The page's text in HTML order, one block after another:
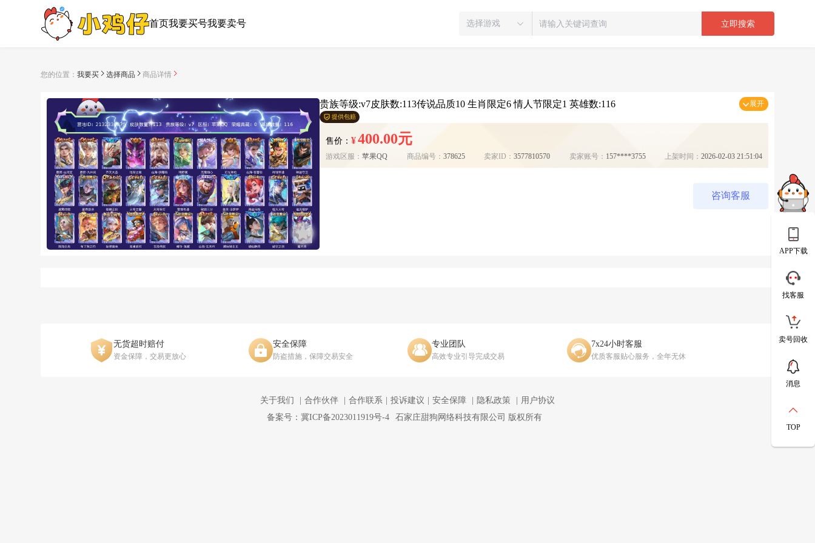
首页我要买号我要卖号 选择游戏 立即搜索
您的位置： 我要买 选择商品 商品详情
贵族等级:v7皮肤数:113传说品质10 生肖限定6 情人节限定1 英雄数:116 展开
提供包赔
售价： ¥400.00元
游戏区服： 苹果QQ 商品编号： 378625 卖家ID： 3577810570 卖家账号： 157****3755 上架时间： 2026-02-03 21:51:04
咨询客服
无货超时赔付
资金保障，交易更放心
安全保障
防盗措施，保障交易安全
专业团队
高效专业引导完成交易
7x24小时客服
优质客服贴心服务，全年无休
关于我们 合作伙伴 合作联系 投诉建议 安全保障 隐私政策
用户协议
备案号：冀ICP备2023011919号-4
石家庄甜狗网络科技有限公司 版权所有
APP下载
找客服
卖号回收
消息
TOP